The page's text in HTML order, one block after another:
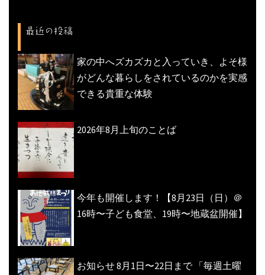
ョ
最近の投稿
家の中へズカズカと入っていき、よそ様
がどんな暮らしをされているのかを実感
できる貴重な体験
2026年8月上旬のことば
今年も開催します！【8月23日（日）＠
16時〜子ども食堂、19時〜地蔵盆開催】
お知らせ 8月1日〜22日まで 「毎週土曜